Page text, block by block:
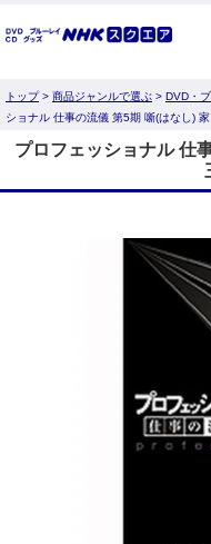
トップ> 商品ジャンルで選ぶ > DVD・
ショナル 仕事の流儀 第5期 噺(はなし)
プロフェッショナル 仕